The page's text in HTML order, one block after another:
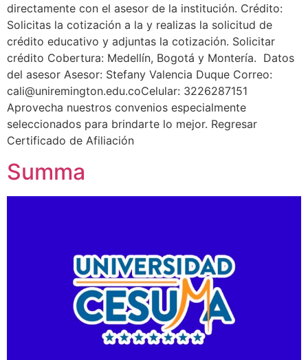
directamente con el asesor de la institución. Crédito:
Solicitas la cotización a la y realizas la solicitud de
crédito educativo y adjuntas la cotización. Solicitar
crédito Cobertura: Medellín, Bogotá y Montería. Datos
del asesor Asesor: Stefany Valencia Duque Correo:
cali@uniremington.edu.coCelular: 3226287151
Aprovecha nuestros convenios especialmente
seleccionados para brindarte lo mejor. Regresar
Certificado de Afiliación
Summa